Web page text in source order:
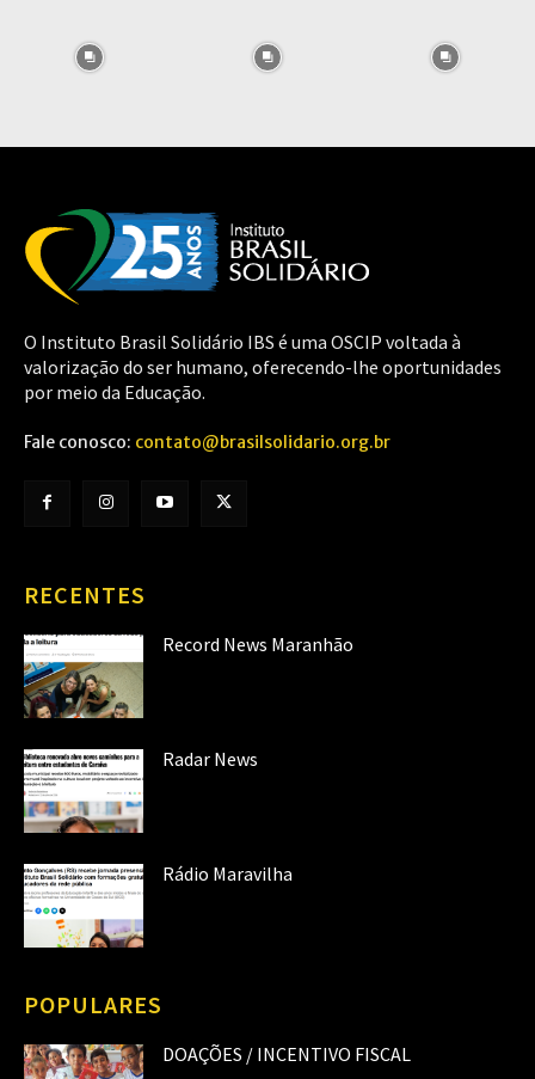
O Instituto Brasil Solidário IBS é uma OSCIP voltada à
valorização do ser humano, oferecendo-lhe oportunidades
por meio da Educação.
Fale conosco: contato@brasilsolidario.org.br
RECENTES
Record News Maranhão
Radar News
Rádio Maravilha
POPULARES
DOAÇÕES / INCENTIVO FISCAL